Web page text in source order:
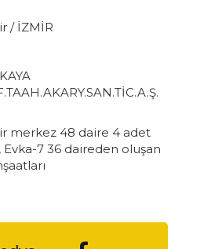
/ İZMİR
merkez 48 daire 4 adet
Evka-7 36 daireden oluşan